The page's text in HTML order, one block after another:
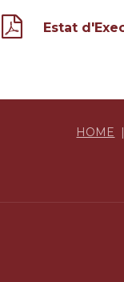
Estat
HOME |